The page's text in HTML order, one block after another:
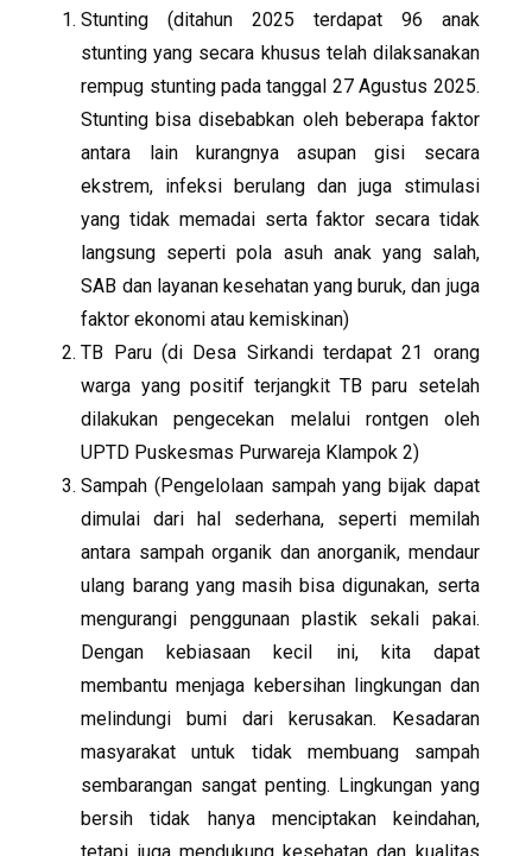
Stunting (ditahun 2025 terdapat 96 anak
stunting yang secara khusus telah dilaksanakan
rempug stunting pada tanggal 27 Agustus 2025.
Stunting bisa disebabkan oleh beberapa faktor
antara lain kurangnya asupan gisi secara
ekstrem, infeksi berulang dan juga stimulasi
yang tidak memadai serta faktor secara tidak
langsung seperti pola asuh anak yang salah,
SAB dan layanan kesehatan yang buruk, dan juga
faktor ekonomi atau kemiskinan)
TB Paru (di Desa Sirkandi terdapat 21 orang
warga yang positif terjangkit TB paru setelah
dilakukan pengecekan melalui rontgen oleh
UPTD Puskesmas Purwareja Klampok 2)
Sampah (Pengelolaan sampah yang bijak dapat
dimulai dari hal sederhana, seperti memilah
antara sampah organik dan anorganik, mendaur
ulang barang yang masih bisa digunakan, serta
mengurangi penggunaan plastik sekali pakai.
Dengan kebiasaan kecil ini, kita dapat
membantu menjaga kebersihan lingkungan dan
melindungi bumi dari kerusakan. Kesadaran
masyarakat untuk tidak membuang sampah
sembarangan sangat penting. Lingkungan yang
bersih tidak hanya menciptakan keindahan,